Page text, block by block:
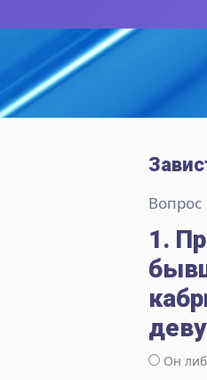
Вопрос
1.
Он